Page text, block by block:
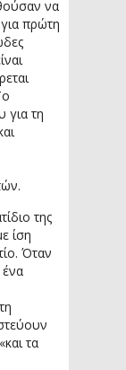
να
πρώτη
για τη
της
ίση
Όταν
τα